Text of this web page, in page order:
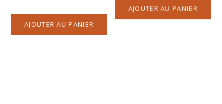
AJOUTER AU PANIER
AJOUTER AU PANIER